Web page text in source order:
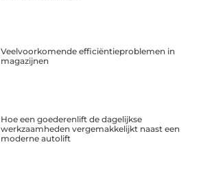
Veelvoorkomende efficiëntieproblemen in
magazijnen
Hoe een goederenlift de dagelijkse
werkzaamheden vergemakkelijkt naast een
moderne autolift